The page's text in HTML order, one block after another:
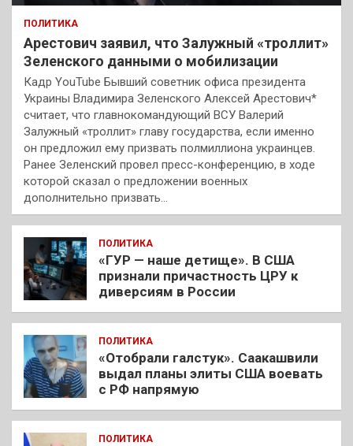
ПОЛИТИКА
Арестович заявил, что Залужный «троллит»
Зеленского данными о мобилизации
Кадр YouTube Бывший советник офиса президента
Украины Владимира Зеленского Алексей Арестович*
считает, что главнокомандующий ВСУ Валерий
Залужный «троллит» главу государства, если именно
он предложил ему призвать полмиллиона украинцев.
Ранее Зеленский провел пресс-конференцию, в ходе
которой сказал о предложении военных
дополнительно призвать…
ПОЛИТИКА
«ГУР — наше детище». В США
признали причастность ЦРУ к
диверсиям в России
ПОЛИТИКА
«Отобрали галстук». Саакашвили
выдал планы элиты США воевать
с РФ напрямую
ПОЛИТИКА